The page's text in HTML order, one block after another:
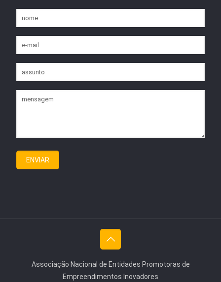
Associação Nacional de Entidades Promotoras de
Empreendimentos Inovadores